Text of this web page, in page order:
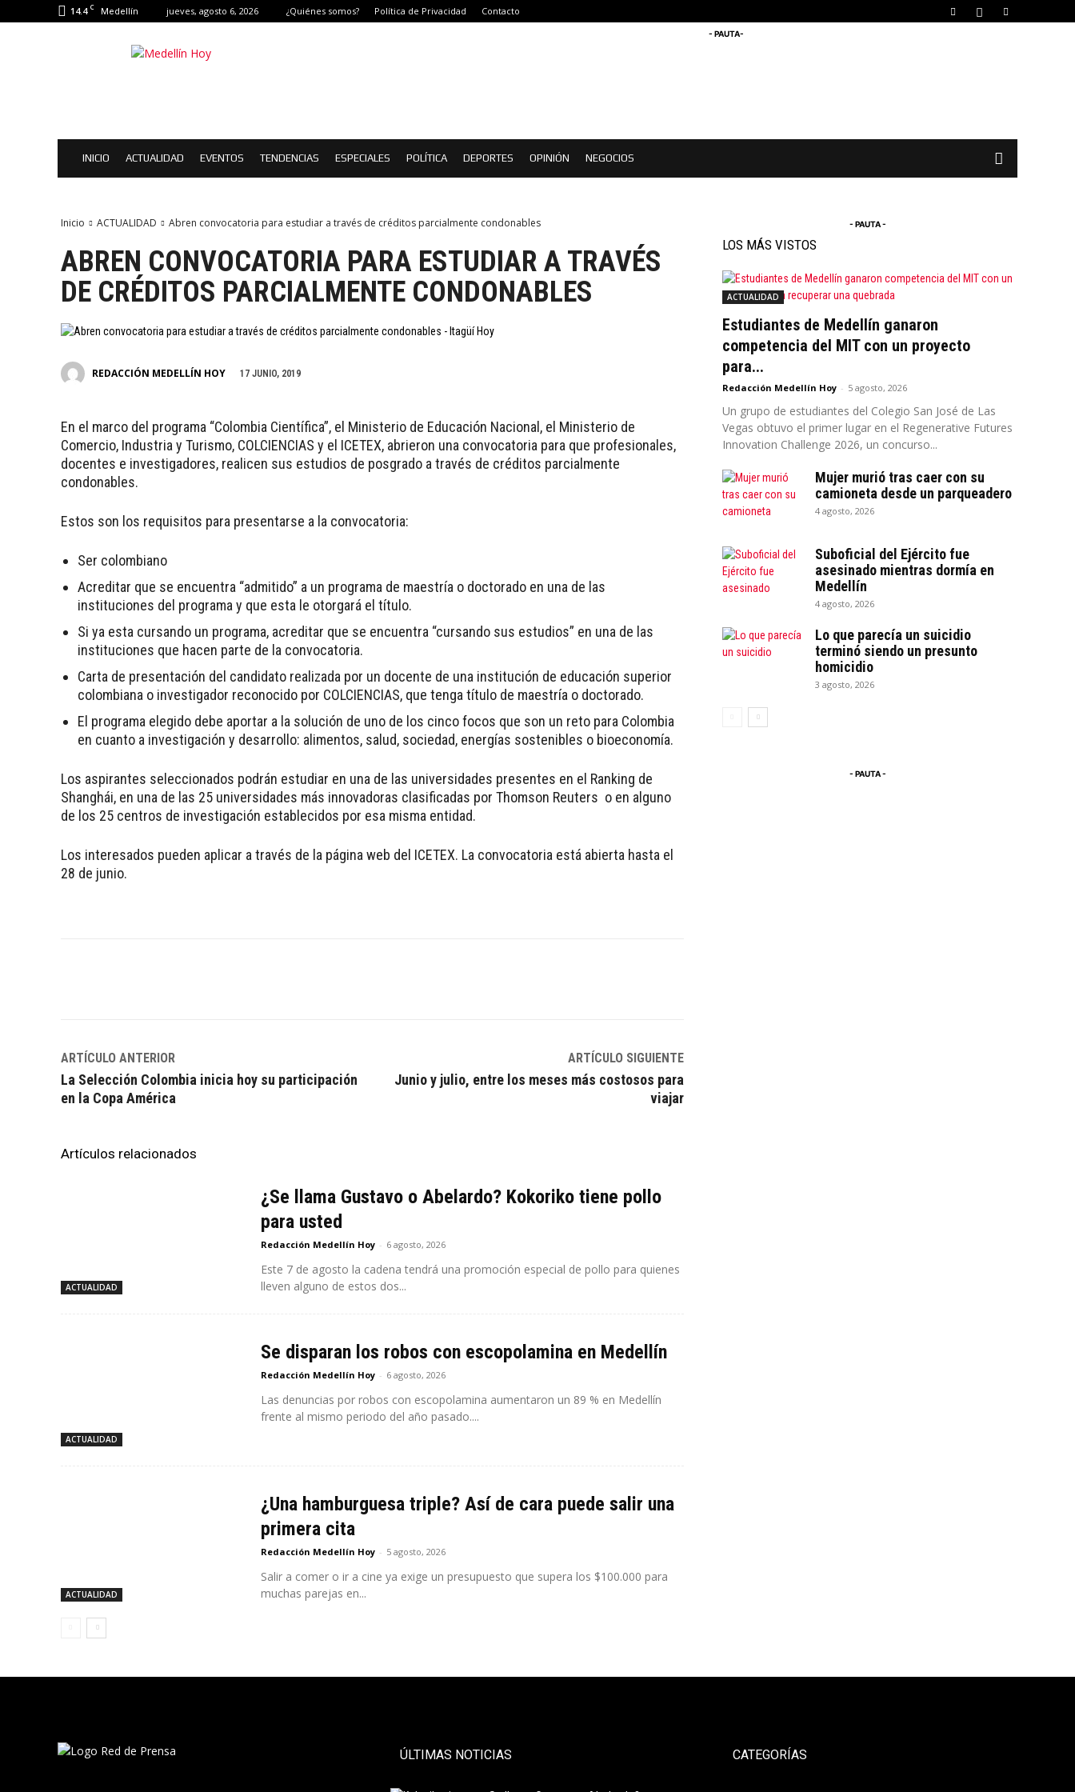
14.4 C Medellín jueves, agosto 6, 2026 ¿Quiénes somos? Política de Privacidad Contacto
Medellín
- PAUTA-
INICIO ACTUALIDAD EVENTOS TENDENCIAS ESPECIALES POLÍTICA DEPORTES OPINIÓN NEGOCIOS
Inicio ACTUALIDAD Abren convocatoria para estudiar a través de créditos parcialmente condonables
ABREN CONVOCATORIA PARA ESTUDIAR A TRAVÉS
DE CRÉDITOS PARCIALMENTE CONDONABLES
REDACCIÓN MEDELLÍN HOY 17 JUNIO, 2019
En el marco del programa “Colombia Científica”, el Ministerio de Educación Nacional, el Ministerio de
Comercio, Industria y Turismo, COLCIENCIAS y el ICETEX, abrieron una convocatoria para que profesionales,
docentes e investigadores, realicen sus estudios de posgrado a través de créditos parcialmente
condonables.
Estos son los requisitos para presentarse a la convocatoria:
Ser colombiano
Acreditar que se encuentra “admitido” a un programa de maestría o doctorado en una de las
instituciones del programa y que esta le otorgará el título.
Si ya esta cursando un programa, acreditar que se encuentra “cursando sus estudios” en una de las
instituciones que hacen parte de la convocatoria.
Carta de presentación del candidato realizada por un docente de una institución de educación superior
colombiana o investigador reconocido por COLCIENCIAS, que tenga título de maestría o doctorado.
El programa elegido debe aportar a la solución de uno de los cinco focos que son un reto para Colombia
en cuanto a investigación y desarrollo: alimentos, salud, sociedad, energías sostenibles o bioeconomía.
Los aspirantes seleccionados podrán estudiar en una de las universidades presentes en el Ranking de
Shanghái, en una de las 25 universidades más innovadoras clasificadas por Thomson Reuters o en alguno
de los 25 centros de investigación establecidos por esa misma entidad.
Los interesados pueden aplicar a través de la página web del ICETEX. La convocatoria está abierta hasta el
28 de junio.
ARTÍCULO ANTERIOR
La Selección Colombia inicia hoy su participación
en la Copa América
ARTÍCULO SIGUIENTE
Junio y julio, entre los meses más costosos para
viajar
Artículos relacionados
ACTUALIDAD
¿Se llama Gustavo o Abelardo? Kokoriko tiene pollo
para usted
Redacción Medellín Hoy - 6 agosto, 2026
Este 7 de agosto la cadena tendrá una promoción especial de pollo para quienes
lleven alguno de estos dos...
ACTUALIDAD
Se disparan los robos con escopolamina en Medellín
Redacción Medellín Hoy - 6 agosto, 2026
Las denuncias por robos con escopolamina aumentaron un 89 % en Medellín
frente al mismo periodo del año pasado....
ACTUALIDAD
¿Una hamburguesa triple? Así de cara puede salir una
primera cita
Redacción Medellín Hoy - 5 agosto, 2026
Salir a comer o ir a cine ya exige un presupuesto que supera los $100.000 para
muchas parejas en...
- PAUTA -
LOS MÁS VISTOS
ACTUALIDAD
Estudiantes de Medellín ganaron
competencia del MIT con un proyecto
para...
Redacción Medellín Hoy - 5 agosto, 2026
Un grupo de estudiantes del Colegio San José de Las
Vegas obtuvo el primer lugar en el Regenerative Futures
Innovation Challenge 2026, un concurso...
Mujer murió tras caer con su
camioneta desde un parqueadero
4 agosto, 2026
Suboficial del Ejército fue
asesinado mientras dormía en
Medellín
4 agosto, 2026
Lo que parecía un suicidio
terminó siendo un presunto
homicidio
3 agosto, 2026
- PAUTA -
ÚLTIMAS NOTICIAS CATEGORÍAS